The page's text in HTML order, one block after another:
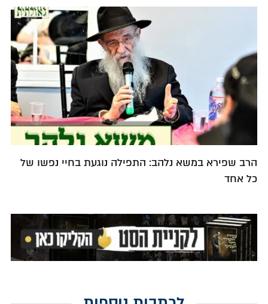
הרב שפירא במשא נלהב: התפילה נוגעת בחיי נפשו של
כל אחד